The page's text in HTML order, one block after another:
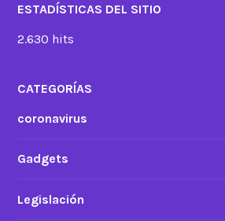
ESTADÍSTICAS DEL SITIO
2.630 hits
CATEGORÍAS
coronavirus
Gadgets
Legislación